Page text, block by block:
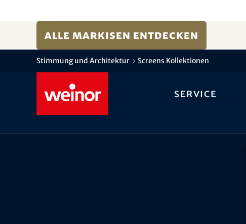
Alle Markisen entdecken
Stimmung und Architektur Screens Kollektionen
Service